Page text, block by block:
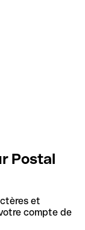
Postal
et
compte de